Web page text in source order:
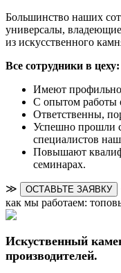
Большинство наших
универсалы,
из искусственного
Все сотрудники в цеху:
Имеют
С опытом работы
Ответственны,
Успешно прошли
специалистов
Повышают
семинарах.
≫ ОСТАВЬТЕ ЗАЯВКУ
как мы работаем:
Искуственный
производителей.